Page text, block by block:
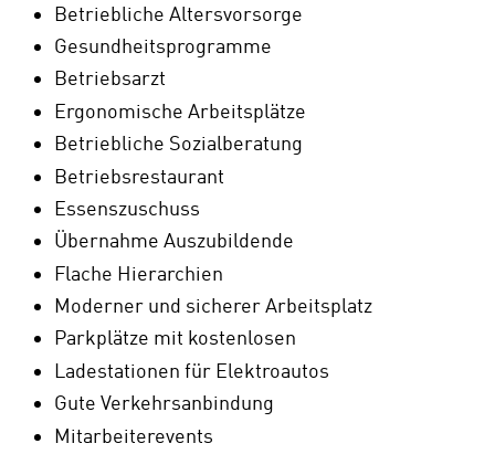
Betriebliche Altersvorsorge
Gesundheitsprogramme
Betriebsarzt
Ergonomische Arbeitsplätze
Betriebliche Sozialberatung
Betriebsrestaurant
Essenszuschuss
Übernahme Auszubildende
Flache Hierarchien
Moderner und sicherer Arbeitsplatz
Parkplätze mit kostenlosen
Ladestationen für Elektroautos
Gute Verkehrsanbindung
Mitarbeiterevents